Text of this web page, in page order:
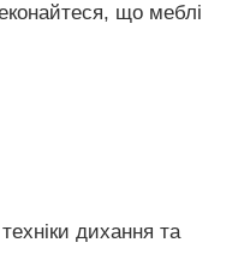
що меблі
дихання та